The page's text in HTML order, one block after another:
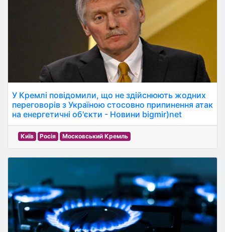
У Кремлі повідомили, що не здійснюють жодних
переговорів з Україною стосовно припинення атак
на енергетичні об'єкти - Новини bigmir)net
Київ Росія Московський Кремль